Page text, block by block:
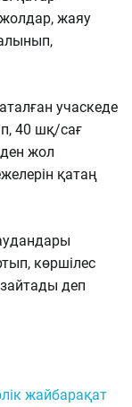
жолдар, жаяу
учаскеде
40 шқ/сағ
жол
қатаң
көршілес
деп
жайбарақат